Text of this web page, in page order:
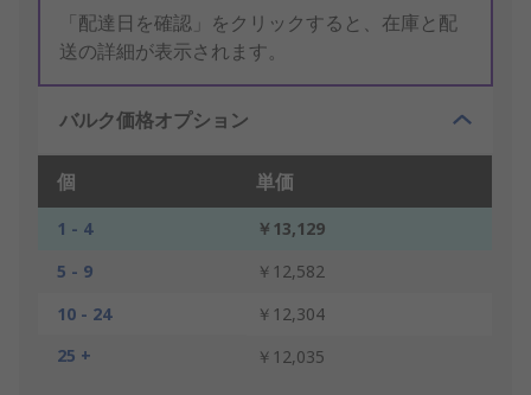
「配達日を確認」をクリックすると、在庫と配
送の詳細が表示されます。
バルク価格オプション
個 単価
1 - 4
￥13,129
5 - 9
￥12,582
10 - 24
￥12,304
25 +
￥12,035